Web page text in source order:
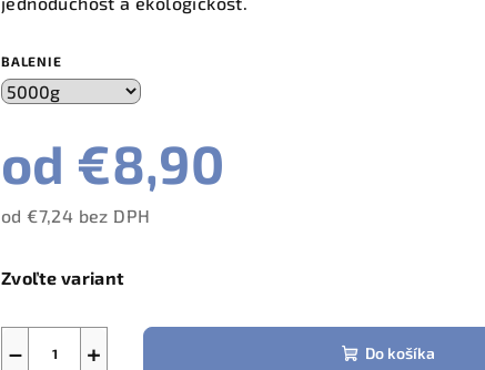
BALENIE
od €8,90
od€7,24 bez DPH
cena:
Zvoľte variant
+
− Do košíka